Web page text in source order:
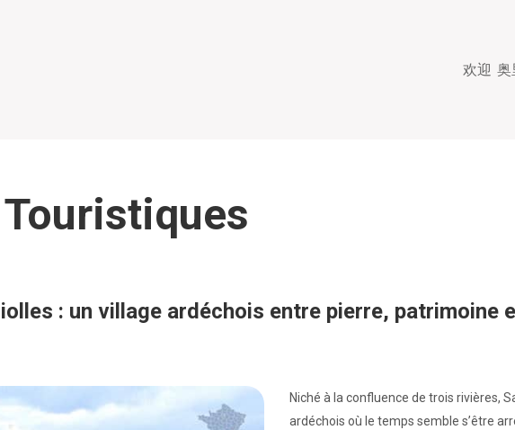
欢迎 奥
: un village ardéchois entre pierre, patrimoine
Niché à la confluence de trois rivières,
ardéchois où le temps semble s’être